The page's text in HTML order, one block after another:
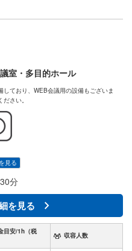
室・多目的ホール
ており、WEB会議用の設備もございま
さい。
見る
分
を見る
目安/1h（税
収容人数